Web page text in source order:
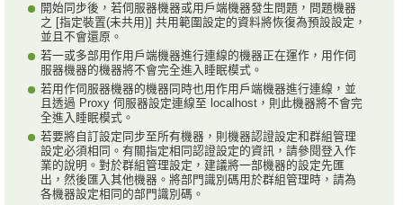
開始同步後，若伺服器機器或用戶端機器發生問題，問題機器
之 [指定裝置(未共用)] 共用範圍設定的資料將恢復為預設設定，
並且不會還原。
若一或多部用作用戶端機器進行連線的機器正在運作，用作伺
服器機器的機器將不會完全進入睡眠模式。
若用作伺服器機器的機器同時也用作用戶端機器進行連線，並
且透過 Proxy 伺服器設定連線至 localhost，則此機器將不會完
全進入睡眠模式。
若要將自訂設定同步至所有機器，則機器認證設定和群組管理
設定必須相同。有關指定相同認證設定的資訊，請參閱登入作
業的說明。對於群組管理設定，建議將一部機器的設定先匯
出，然後匯入其他機器。將部門識別碼用於群組管理時，請為
各機器設定相同的部門識別碼。